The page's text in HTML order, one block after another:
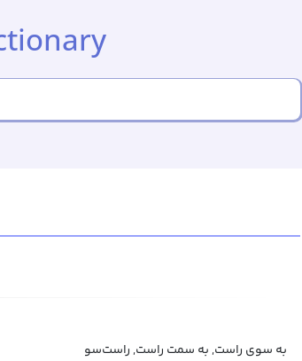
به سوی راست, به سمت راست, راست‌سو